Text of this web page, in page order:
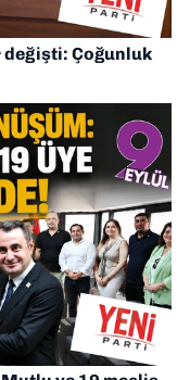
Çoğunluk